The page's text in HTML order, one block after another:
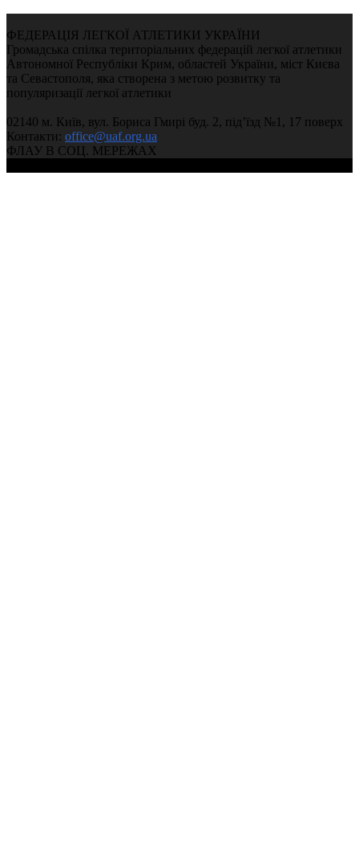
ФЕДЕРАЦІЯ ЛЕГКОЇ АТЛЕТИКИ УКРАЇНИ
Громадська спілка територіальних федерацій легкої атлетики
Автономної Республіки Крим, областей України, міст Києва
та Севастополя, яка створена з метою розвитку та
популяризації легкої атлетики
02140 м. Київ, вул. Бориса Гмирі буд. 2, під’їзд №1, 17 поверх
Контакти: office@uaf.org.ua
ФЛАУ В СОЦ. МЕРЕЖАХ